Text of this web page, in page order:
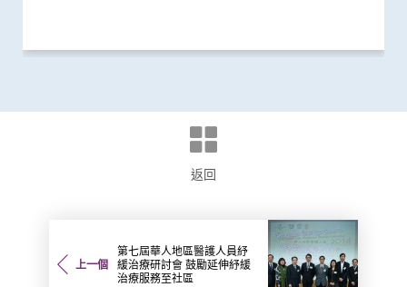
返回
上一個
第七屆華人地區醫護人員紓
緩治療研討會 鼓勵延伸紓緩
治療服務至社區